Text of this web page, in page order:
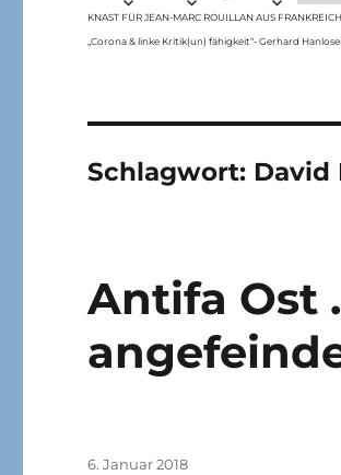
KNAST FÜR JEAN-MARC ROUILLAN AUS
„Corona & linke Kritik(un) fähigkeit“- Gerhard
Schlagwort: David
Antifa Ost
Veröffentlicht
6. Januar 2018